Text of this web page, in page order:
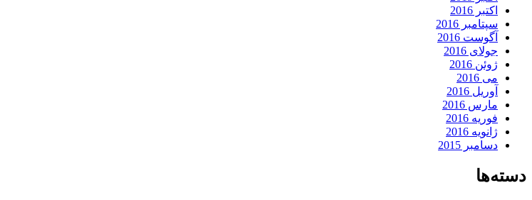
اکتبر 2016
سپتامبر 2016
آگوست 2016
جولای 2016
ژوئن 2016
می 2016
آوریل 2016
مارس 2016
فوریه 2016
ژانویه 2016
دسامبر 2015
دسته‌ها